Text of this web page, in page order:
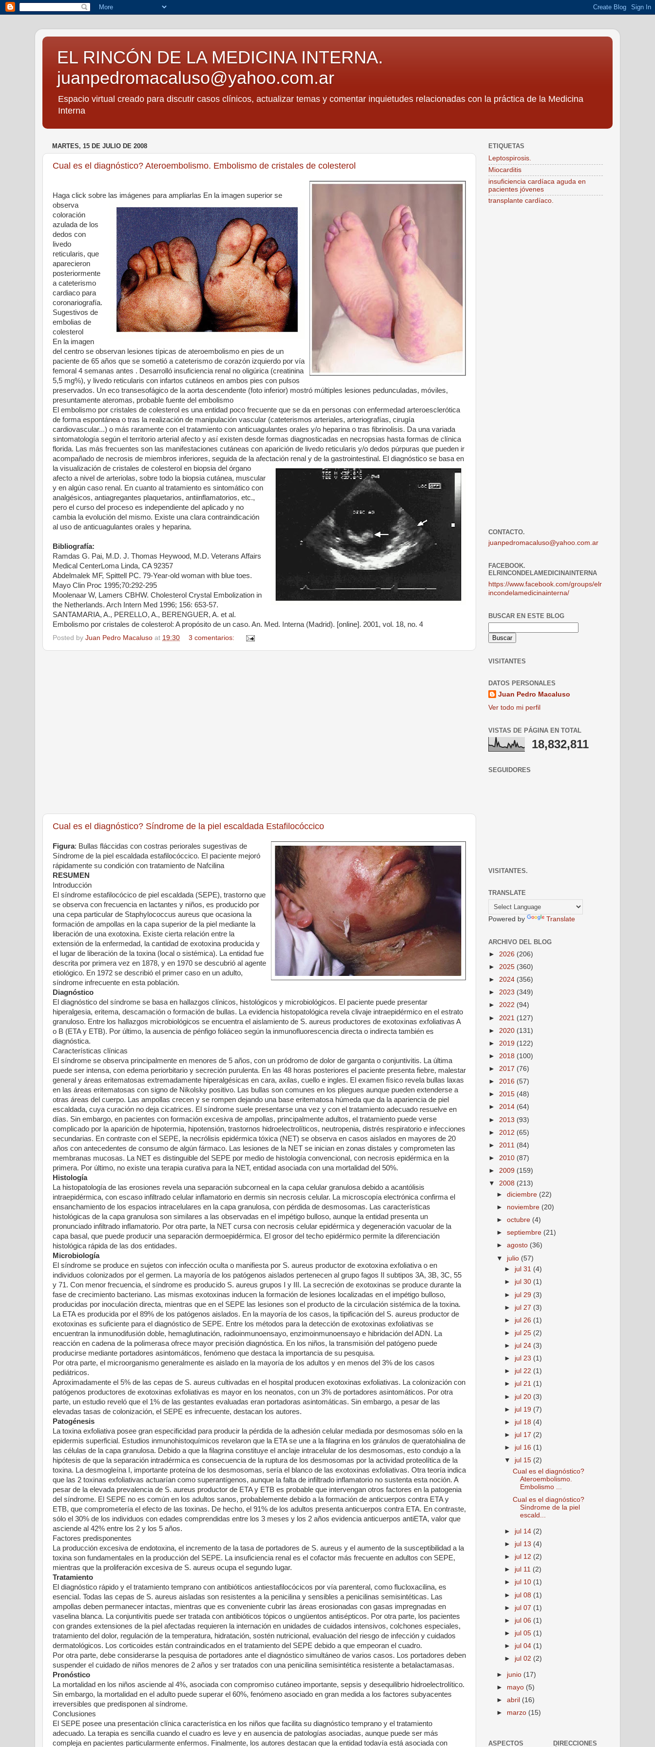
EL RINCÓN DE LA MEDICINA INTERNA.
juanpedromacaluso@yahoo.com.ar
Espacio virtual creado para discutir casos clínicos, actualizar temas y comentar inquietudes relacionadas con la práctica de la Medicina
Interna
MARTES, 15 DE JULIO DE 2008
Cual es el diagnóstico? Ateroembolismo. Embolismo de cristales de colesterol
Haga click sobre las imágenes para ampliarlas En la imagen superior se
observa
coloración
azulada de los
dedos con
livedo
reticularis, que
aparecieron
posteriormente
a cateterismo
cardiaco para
coronariografía.
Sugestivos de
embolias de
colesterol
En la imagen
del centro se observan lesiones típicas de ateroembolismo en pies de un
paciente de 65 años que se sometió a cateterismo de corazón izquierdo por vía
femoral 4 semanas antes . Desarrolló insuficiencia renal no oligúrica (creatinina
5,5 mg%), y livedo reticularis con infartos cutáneos en ambos pies con pulsos
preservados. Un eco transesofágico de la aorta descendente (foto inferior) mostró múltiples lesiones pedunculadas, móviles,
presuntamente ateromas, probable fuente del embolismo
El embolismo por cristales de colesterol es una entidad poco frecuente que se da en personas con enfermedad arteroesclerótica
de forma espontánea o tras la realización de manipulación vascular (cateterismos arteriales, arteriografías, cirugía
cardiovascular...) o más raramente con el tratamiento con anticuagulantes orales y/o heparina o tras fibrinolisis. Da una variada
sintomatología según el territorio arterial afecto y así existen desde formas diagnosticadas en necropsias hasta formas de clínica
florida. Las más frecuentes son las manifestaciones cutáneas con aparición de livedo reticularis y/o dedos púrpuras que pueden ir
acompañado de necrosis de miembros inferiores, seguida de la afectación renal y de la gastrointestinal. El diagnóstico se basa en
la visualización de cristales de colesterol en biopsia del órgano
afecto a nivel de arteriolas, sobre todo la biopsia cutánea, muscular
y en algún caso renal. En cuanto al tratamiento es sintomático con
analgésicos, antiagregantes plaquetarios, antiinflamatorios, etc.,
pero el curso del proceso es independiente del aplicado y no
cambia la evolución del mismo. Existe una clara contraindicación
al uso de anticuagulantes orales y heparina.
Bibliografía:
Ramdas G. Pai, M.D. J. Thomas Heywood, M.D. Veterans Affairs
Medical CenterLoma Linda, CA 92357
Abdelmalek MF, Spittell PC. 79-Year-old woman with blue toes.
Mayo Clin Proc 1995;70:292-295
Moolenaar W, Lamers CBHW. Cholesterol Crystal Embolization in
the Netherlands. Arch Intern Med 1996; 156: 653-57.
SANTAMARIA, A., PERELLO, A., BERENGUER, A. et al.
Embolismo por cristales de colesterol: A propósito de un caso. An. Med. Interna (Madrid). [online]. 2001, vol. 18, no. 4
Posted by Juan Pedro Macaluso at 19:30 3 comentarios:
Cual es el diagnóstico? Síndrome de la piel escaldada Estafilocóccico
Figura: Bullas fláccidas con costras periorales sugestivas de
Síndrome de la piel escaldada estafilocóccico. El paciente mejoró
rápidamente su condición con tratamiento de Nafcilina
RESUMEN
Introducción
El síndrome estafilocócico de piel escaldada (SEPE), trastorno que
se observa con frecuencia en lactantes y niños, es producido por
una cepa particular de Staphylococcus aureus que ocasiona la
formación de ampollas en la capa superior de la piel mediante la
liberación de una exotoxina. Existe cierta relación entre la
extensión de la enfermedad, la cantidad de exotoxina producida y
el lugar de liberación de la toxina (local o sistémica). La entidad fue
descrita por primera vez en 1878, y en 1970 se descubrió al agente
etiológico. En 1972 se describió el primer caso en un adulto,
síndrome infrecuente en esta población.
Diagnóstico
El diagnóstico del síndrome se basa en hallazgos clínicos, histológicos y microbiológicos. El paciente puede presentar
hiperalgesia, eritema, descamación o formación de bullas. La evidencia histopatológica revela clivaje intraepidérmico en el estrato
granuloso. Entre los hallazgos microbiológicos se encuentra el aislamiento de S. aureus productores de exotoxinas exfoliativas A
o B (ETA y ETB). Por último, la ausencia de pénfigo foliáceo según la inmunofluorescencia directa o indirecta también es
diagnóstica.
Características clínicas
El síndrome se observa principalmente en menores de 5 años, con un pródromo de dolor de garganta o conjuntivitis. La última
puede ser intensa, con edema periorbitario y secreción purulenta. En las 48 horas posteriores el paciente presenta fiebre, malestar
general y áreas eritematosas extremadamente hiperalgésicas en cara, axilas, cuello e ingles. El examen físico revela bullas laxas
en las áreas eritematosas con signo de Nikolsky positivo. Las bullas son comunes en los pliegues aunque pueden extenderse a
otras áreas del cuerpo. Las ampollas crecen y se rompen dejando una base eritematosa húmeda que da la apariencia de piel
escaldada, cuya curación no deja cicatrices. El síndrome suele presentarse una vez y con el tratamiento adecuado resuelve en
días. Sin embargo, en pacientes con formación excesiva de ampollas, principalmente adultos, el tratamiento puede verse
complicado por la aparición de hipotermia, hipotensión, trastornos hidroelectrolíticos, neutropenia, distrés respiratorio e infecciones
secundarias. En contraste con el SEPE, la necrólisis epidérmica tóxica (NET) se observa en casos aislados en mayores de 20
años con antecedentes de consumo de algún fármaco. Las lesiones de la NET se inician en zonas distales y comprometen las
membranas mucosas. La NET es distinguible del SEPE por medio de histología convencional, con necrosis epidérmica en la
primera. Por último, no existe una terapia curativa para la NET, entidad asociada con una mortalidad del 50%.
Histología
La histopatología de las erosiones revela una separación subcorneal en la capa celular granulosa debido a acantólisis
intraepidérmica, con escaso infiltrado celular inflamatorio en dermis sin necrosis celular. La microscopía electrónica confirma el
ensanchamiento de los espacios intracelulares en la capa granulosa, con pérdida de desmosomas. Las características
histológicas de la capa granulosa son similares a las observadas en el impétigo bulloso, aunque la entidad presenta un
pronunciado infiltrado inflamatorio. Por otra parte, la NET cursa con necrosis celular epidérmica y degeneración vacuolar de la
capa basal, que puede producir una separación dermoepidérmica. El grosor del techo epidérmico permite la diferenciación
histológica rápida de las dos entidades.
Microbiología
El síndrome se produce en sujetos con infección oculta o manifiesta por S. aureus productor de exotoxina exfoliativa o en
individuos colonizados por el germen. La mayoría de los patógenos aislados pertenecen al grupo fagos II subtipos 3A, 3B, 3C, 55
y 71. Con menor frecuencia, el síndrome es producido S. aureus grupos I y III. La secreción de exotoxinas se produce durante la
fase de crecimiento bacteriano. Las mismas exotoxinas inducen la formación de lesiones localizadas en el impétigo bulloso,
producidas por inoculación directa, mientras que en el SEPE las lesiones son el producto de la circulación sistémica de la toxina.
La ETA es producida por el 89% de los patógenos aislados. En la mayoría de los casos, la tipificación del S. aureus productor de
exotoxinas es suficiente para el diagnóstico de SEPE. Entre los métodos para la detección de exotoxinas exfoliativas se
encuentran la inmunodifusión doble, hemaglutinación, radioinmunoensayo, enzimoinmunoensayo e hibridación del ADN. La
reacción en cadena de la polimerasa ofrece mayor precisión diagnóstica. En los niños, la transmisión del patógeno puede
producirse mediante portadores asintomáticos, fenómeno que destaca la importancia de su pesquisa.
Por otra parte, el microorganismo generalmente es aislado en la mayoría de los adultos y en menos del 3% de los casos
pediátricos.
Aproximadamente el 5% de las cepas de S. aureus cultivadas en el hospital producen exotoxinas exfoliativas. La colonización con
patógenos productores de exotoxinas exfoliativas es mayor en los neonatos, con un 3% de portadores asintomáticos. Por otra
parte, un estudio reveló que el 1% de las gestantes evaluadas eran portadoras asintomáticas. Sin embargo, a pesar de las
elevadas tasas de colonización, el SEPE es infrecuente, destacan los autores.
Patogénesis
La toxina exfoliativa posee gran especificidad para producir la pérdida de la adhesión celular mediada por desmosomas sólo en la
epidermis superficial. Estudios inmunohistoquímicos revelaron que la ETA se une a la filagrina en los gránulos de queratohialina de
las células de la capa granulosa. Debido a que la filagrina constituye el anclaje intracelular de los desmosomas, esto condujo a la
hipótesis de que la separación intradérmica es consecuencia de la ruptura de los desmosomas por la actividad proteolítica de la
toxina. La desmogleína I, importante proteína de los desmosomas, sería el blanco de las exotoxinas exfoliativas. Otra teoría indica
que las 2 toxinas exfoliativas actuarían como superantígenos, aunque la falta de infiltrado inflamatorio no sustenta esta noción. A
pesar de la elevada prevalencia de S. aureus productor de ETA y ETB es probable que intervengan otros factores en la patogenia
del síndrome. El SEPE no es común en los adultos sanos, probablemente debido a la formación de anticuerpos contra ETA y
ETB, que comprometería el efecto de las toxinas. De hecho, el 91% de los adultos presenta anticuerpos contra ETA. En contraste,
sólo el 30% de los individuos con edades comprendidas entre los 3 meses y los 2 años evidencia anticuerpos antiETA, valor que
asciende al 42% entre los 2 y los 5 años.
Factores predisponentes
La producción excesiva de endotoxina, el incremento de la tasa de portadores de S. aureus y el aumento de la susceptibilidad a la
toxina son fundamentales en la producción del SEPE. La insuficiencia renal es el cofactor más frecuente en adultos con SEPE,
mientras que la proliferación excesiva de S. aureus ocupa el segundo lugar.
Tratamiento
El diagnóstico rápido y el tratamiento temprano con antibióticos antiestafilocócicos por vía parenteral, como flucloxacilina, es
esencial. Todas las cepas de S. aureus aisladas son resistentes a la penicilina y sensibles a penicilinas semisintéticas. Las
ampollas deben permanecer intactas, mientras que es conveniente cubrir las áreas erosionadas con gasas impregnadas en
vaselina blanca. La conjuntivitis puede ser tratada con antibióticos tópicos o ungüentos antisépticos. Por otra parte, los pacientes
con grandes extensiones de la piel afectadas requieren la internación en unidades de cuidados intensivos, colchones especiales,
tratamiento del dolor, regulación de la temperatura, hidratación, sostén nutricional, evaluación del riesgo de infección y cuidados
dermatológicos. Los corticoides están contraindicados en el tratamiento del SEPE debido a que empeoran el cuadro.
Por otra parte, debe considerarse la pesquisa de portadores ante el diagnóstico simultáneo de varios casos. Los portadores deben
suspender el cuidado de niños menores de 2 años y ser tratados con una penicilina semisintética resistente a betalactamasas.
Pronóstico
La mortalidad en los niños asciende al 4%, asociada con compromiso cutáneo importante, sepsis y desequilibrio hidroelectrolítico.
Sin embargo, la mortalidad en el adulto puede superar el 60%, fenómeno asociado en gran medida a los factores subyacentes
irreversibles que predisponen al síndrome.
Conclusiones
El SEPE posee una presentación clínica característica en los niños que facilita su diagnóstico temprano y el tratamiento
adecuado. La terapia es sencilla cuando el cuadro es leve y en ausencia de patologías asociadas, aunque puede ser más
compleja en pacientes particularmente enfermos. Finalmente, los autores destacan que la entidad todavía está asociada con
ETIQUETAS
Leptospirosis.
Miocarditis
insuficiencia cardíaca aguda en
pacientes jóvenes
transplante cardíaco.
CONTACTO.
juanpedromacaluso@yahoo.com.ar
FACEBOOK.
ELRINCONDELAMEDICINAINTERNA
https://www.facebook.com/groups/elr
incondelamedicinainterna/
BUSCAR EN ESTE BLOG
VISITANTES
DATOS PERSONALES
Juan Pedro Macaluso
Ver todo mi perfil
VISTAS DE PÁGINA EN TOTAL
18,832,811
SEGUIDORES
VISITANTES.
TRANSLATE
Powered by Translate
ARCHIVO DEL BLOG
► 2026 (206)
► 2025 (360)
► 2024 (356)
► 2023 (349)
► 2022 (94)
► 2021 (127)
► 2020 (131)
► 2019 (122)
► 2018 (100)
► 2017 (76)
► 2016 (57)
► 2015 (48)
► 2014 (64)
► 2013 (93)
► 2012 (65)
► 2011 (84)
► 2010 (87)
► 2009 (159)
▼ 2008 (213)
►diciembre (22)
► noviembre (20)
►octubre (4)
►septiembre (21)
►agosto (36)
▼ julio (57)
► jul 31 (4)
► jul 30 (1)
► jul 29 (3)
► jul 27 (3)
► jul 26 (1)
► jul 25 (2)
► jul 24 (3)
► jul 23 (1)
► jul 22 (1)
► jul 21 (1)
► jul 20 (3)
► jul 19 (7)
► jul 18 (4)
► jul 17 (2)
► jul 16 (1)
▼ jul 15 (2)
Cual es el diagnóstico?
Ateroembolismo.
Embolismo ...
Cual es el diagnóstico?
Síndrome de la piel
escald...
► jul 14 (2)
► jul 13 (4)
► jul 12 (2)
► jul 11 (2)
► jul 10 (1)
► jul 08 (1)
► jul 07 (1)
► jul 06 (1)
► jul 05 (1)
► jul 04 (1)
► jul 02 (2)
► junio (17)
► mayo (5)
►abril (16)
► marzo (15)
ASPECTOS DIRECCIONES